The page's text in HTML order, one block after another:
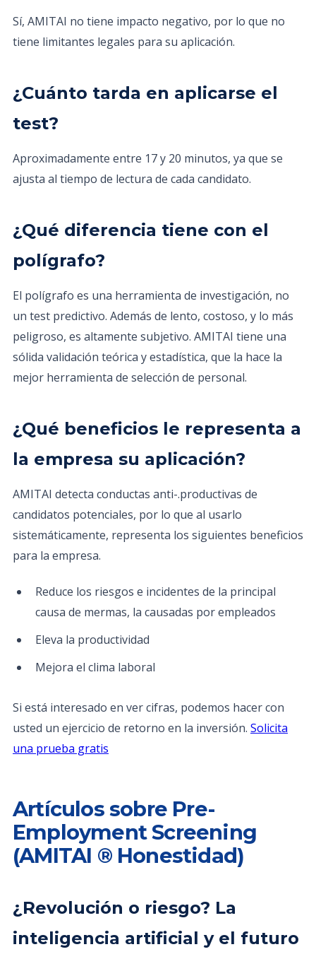
Sí, AMITAI no tiene impacto negativo, por lo que no
tiene limitantes legales para su aplicación.
¿Cuánto tarda en aplicarse el
test?
Aproximadamente entre 17 y 20 minutos, ya que se
ajusta al tiempo de lectura de cada candidato.
¿Qué diferencia tiene con el
polígrafo?
El polígrafo es una herramienta de investigación, no
un test predictivo. Además de lento, costoso, y lo más
peligroso, es altamente subjetivo. AMITAI tiene una
sólida validación teórica y estadística, que la hace la
mejor herramienta de selección de personal.
¿Qué beneficios le representa a
la empresa su aplicación?
AMITAI detecta conductas anti-.productivas de
candidatos potenciales, por lo que al usarlo
sistemáticamente, representa los siguientes beneficios
para la empresa.
Reduce los riesgos e incidentes de la principal
causa de mermas, la causadas por empleados
Eleva la productividad
Mejora el clima laboral
Si está interesado en ver cifras, podemos hacer con
usted un ejercicio de retorno en la inversión. Solicita
una prueba gratis
Artículos sobre Pre-
Employment Screening
(AMITAI ® Honestidad)
¿Revolución o riesgo? La
inteligencia artificial y el futuro